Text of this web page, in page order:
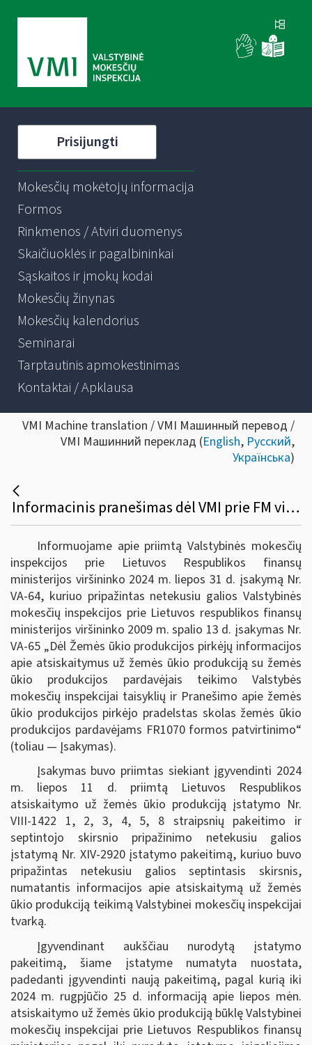
Prisijungti
Mokesčių mokėtojų informacija
Formos
Rinkmenos / Atviri duomenys
Skaičiuoklės ir pagalbininkai
Sąskaitos ir įmokų kodai
Mokesčių žinynas
Mokesčių kalendorius
Seminarai
Tarptautinis apmokestinimas
Kontaktai / Apklausa
VMI Machine translation / VMI Машинный перевод /
VMI Машинний переклад (English, Русский,
Українська)
Informacinis pranešimas dėl VMI prie FM viršininko 2024 m. liepos 31 d. įsakymo Nr. VA-64 -1
Informuojame apie priimtą Valstybinės mokesčių
inspekcijos prie Lietuvos Respublikos finansų
ministerijos viršininko 2024 m. liepos 31 d. įsakymą Nr.
VA-64, kuriuo pripažintas netekusiu galios Valstybinės
mokesčių inspekcijos prie Lietuvos respublikos finansų
ministerijos viršininko 2009 m. spalio 13 d. įsakymas Nr.
VA-65 „Dėl Žemės ūkio produkcijos pirkėjų informacijos
apie atsiskaitymus už žemės ūkio produkciją su žemės
ūkio produkcijos pardavėjais teikimo Valstybės
mokesčių inspekcijai taisyklių ir Pranešimo apie žemės
ūkio produkcijos pirkėjo pradelstas skolas žemės ūkio
produkcijos pardavėjams FR1070 formos patvirtinimo“
(toliau — Įsakymas).
Įsakymas buvo priimtas siekiant įgyvendinti 2024
m. liepos 11 d. priimtą Lietuvos Respublikos
atsiskaitymo už žemės ūkio produkciją įstatymo Nr.
VIII-1422 1, 2, 3, 4, 5, 8 straipsnių pakeitimo ir
septintojo skirsnio pripažinimo netekusiu galios
įstatymą Nr. XIV-2920 įstatymo pakeitimą, kuriuo buvo
pripažintas netekusiu galios septintasis skirsnis,
numatantis informacijos apie atsiskaitymą už žemės
ūkio produkciją teikimą Valstybinei mokesčių inspekcijai
tvarką.
Įgyvendinant aukščiau nurodytą įstatymo
pakeitimą, šiame įstatyme numatyta nuostata,
padedanti įgyvendinti naują pakeitimą, pagal kurią iki
2024 m. rugpjūčio 25 d. informaciją apie liepos mėn.
atsiskaitymo už žemės ūkio produkciją būklę Valstybinei
mokesčių inspekcijai prie Lietuvos Respublikos finansų